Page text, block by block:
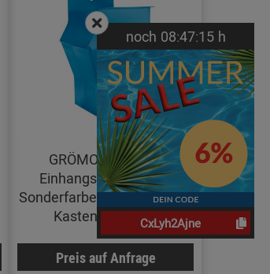
GRÖMO ALUSTAR
Einhangstutzen - SX -
Sonderfarbe kastenförmig /
Kastenrohr 333 /
Preis auf Anfrage
noch 08:47:14 h
CxLyh2Ajne